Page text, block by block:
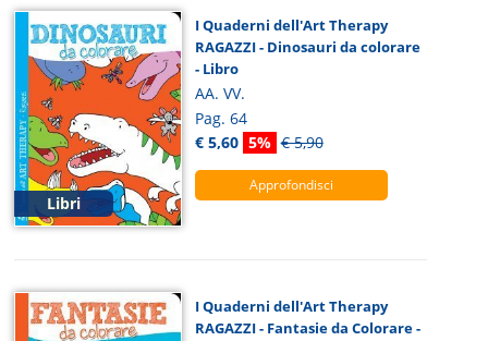
Libri
I Quaderni dell'Art Therapy
RAGAZZI - Dinosauri da colorare
- Libro
AA. VV.
Pag. 64
€ 5,60 5% € 5,90
Approfondisci
I Quaderni dell'Art Therapy
RAGAZZI - Fantasie da Colorare -